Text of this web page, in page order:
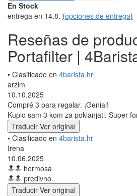
En Stock
entrega en 14.8. (opciones de entrega)
Reseñas de
Portafilter |
• Clasificado en 4barista.hr
arzim
10.10.2025
Compré 3 para regalar. ¡Genial!
Kupio sam 3 kom za poklanjati. Super
Traducir Ver original
• Clasificado en 4barista.hr
Irena
10.06.2025
🔝🔝 hermosa
🔝🔝 predivno
Traducir Ver original